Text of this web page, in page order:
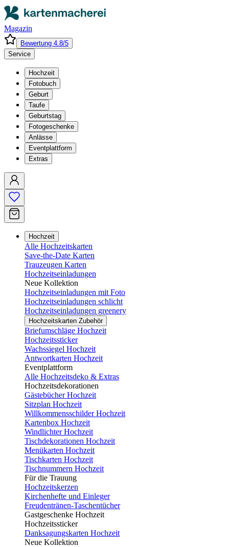
Magazin
Bewertung 4.8/5
Service
Hochzeit
Fotobuch
Geburt
Taufe
Geburtstag
Fotogeschenke
Anlässe
Eventplattform
Extras
Hochzeit
Alle Hochzeitskarten
Save-the-Date Karten
Trauzeugen Karten
Hochzeitseinladungen
Neue Kollektion
Hochzeitseinladungen mit Foto
Hochzeitseinladungen schlicht
Hochzeitseinladungen greenery
Hochzeitskarten Zubehör
Briefumschläge Hochzeit
Hochzeitssticker
Wachssiegel Hochzeit
Antwortkarten Hochzeit
Eventplattform
Alle Hochzeitsdeko & Extras
Hochzeitsdekorationen
Gästebücher Hochzeit
Sitzplan Hochzeit
Willkommensschilder Hochzeit
Kartenbox Hochzeit
Windlichter Hochzeit
Tischdekorationen Hochzeit
Menükarten Hochzeit
Tischkarten Hochzeit
Tischnummern Hochzeit
Für die Trauung
Hochzeitskerzen
Kirchenhefte und Einleger
Freudentränen-Taschentücher
Gastgeschenke Hochzeit
Hochzeitssticker
Danksagungskarten Hochzeit
Neue Kollektion